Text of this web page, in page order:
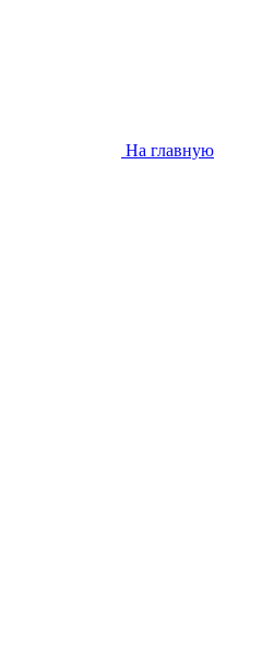
На главную